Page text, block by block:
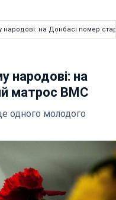
народові: на Донбасі помер
народові: на
матрос ВМС
одного молодого